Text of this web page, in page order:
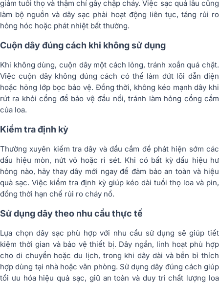
giảm tuổi thọ và thậm chí gây chập cháy. Việc sạc quá lâu cũng
làm bộ nguồn và dây sạc phải hoạt động liên tục, tăng rủi ro
hỏng hóc hoặc phát nhiệt bất thường.
Cuộn dây đúng cách khi không sử dụng
Khi không dùng, cuộn dây một cách lỏng, tránh xoắn quá chặt.
Việc cuộn dây không đúng cách có thể làm đứt lõi dẫn điện
hoặc hỏng lớp bọc bảo vệ. Đồng thời, không kéo mạnh dây khi
rút ra khỏi cổng để bảo vệ đầu nối, tránh làm hỏng cổng cắm
của loa.
Kiểm tra định kỳ
Thường xuyên kiểm tra dây và đầu cắm để phát hiện sớm các
dấu hiệu mòn, nứt vỏ hoặc rỉ sét. Khi có bất kỳ dấu hiệu hư
hỏng nào, hãy thay dây mới ngay để đảm bảo an toàn và hiệu
quả sạc. Việc kiểm tra định kỳ giúp kéo dài tuổi thọ loa và pin,
đồng thời hạn chế rủi ro cháy nổ.
Sử dụng dây theo nhu cầu thực tế
Lựa chọn dây sạc phù hợp với nhu cầu sử dụng sẽ giúp tiết
kiệm thời gian và bảo vệ thiết bị. Dây ngắn, linh hoạt phù hợp
cho di chuyển hoặc du lịch, trong khi dây dài và bền bỉ thích
hợp dùng tại nhà hoặc văn phòng. Sử dụng dây đúng cách giúp
tối ưu hóa hiệu quả sạc, giữ an toàn và duy trì chất lượng loa